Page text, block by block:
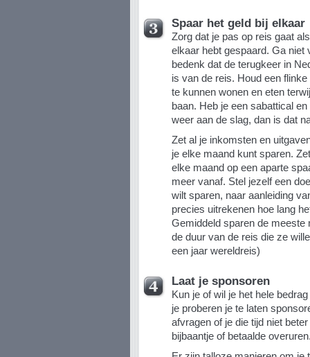
Spaar het geld bij elkaar
Zorg dat je pas op reis gaat
elkaar hebt gespaard. Ga niet
bedenk dat de terugkeer in
is van de reis. Houd een
te kunnen wonen en eten
baan. Heb je een sabattical
weer aan de slag, dan is dat
Zet al je inkomsten en
je elke maand kunt sparen.
elke maand op een aparte
meer vanaf. Stel jezelf een
wilt sparen, naar aanleiding
precies uitrekenen hoe lang
Gemiddeld sparen de
de duur van de reis die ze
een jaar wereldreis)
Laat je sponsoren
Kun je of wil je het hele
je proberen je te laten
afvragen of je die tijd niet
bijbaantje of betaalde